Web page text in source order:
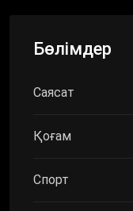
Бөлімдер
Саясат
Қоғам
Спорт